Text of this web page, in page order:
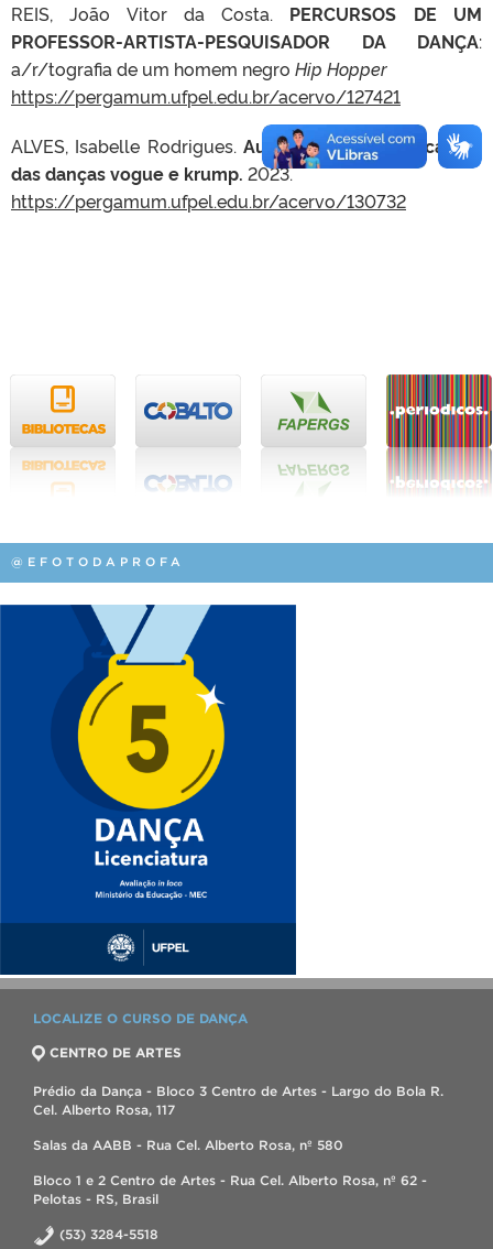
REIS, João Vitor da Costa. PERCURSOS DE UM
PROFESSOR-ARTISTA-PESQUISADOR DA DANÇA:
a/r/tografia de um homem negro Hip Hopper
https://pergamum.ufpel.edu.br/acervo/127421
ALVES, Isabelle Rodrigues.Autoestima dos praticantes
das danças vogue e krump. 2023.
https://pergamum.ufpel.edu.br/acervo/130732
@EFOTODAPROFA
LOCALIZE O CURSO DE DANÇA
CENTRO DE ARTES
Prédio da Dança - Bloco 3 Centro de Artes - Largo do Bola R.
Cel. Alberto Rosa, 117
Salas da AABB - Rua Cel. Alberto Rosa, nº 580
Bloco 1 e 2 Centro de Artes - Rua Cel. Alberto Rosa, nº 62 -
Pelotas - RS, Brasil
(53) 3284-5518